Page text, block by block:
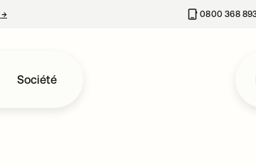
→s’ouvre dans un nouvel onglet 0800 368
Société